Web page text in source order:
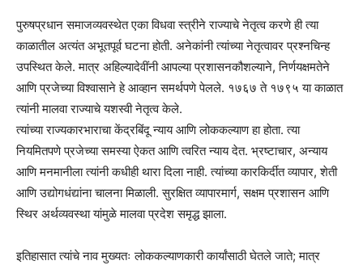
पुरुषप्रधान समाजव्यवस्थेत एका विधवा स्त्रीने राज्याचे नेतृत्व करणे ही त्या
काळातील अत्यंत अभूतपूर्व घटना होती. अनेकांनी त्यांच्या नेतृत्वावर प्रश्नचिन्ह
उपस्थित केले. मात्र अहिल्यादेवींनी आपल्या प्रशासनकौशल्याने, निर्णयक्षमतेने
आणि प्रजेच्या विश्वासाने हे आव्हान समर्थपणे पेलले. १७६७ ते १७९५ या काळात
त्यांनी मालवा राज्याचे यशस्वी नेतृत्व केले.
त्यांच्या राज्यकारभाराचा केंद्रबिंदू न्याय आणि लोककल्याण हा होता. त्या
नियमितपणे प्रजेच्या समस्या ऐकत आणि त्वरित न्याय देत. भ्रष्टाचार, अन्याय
आणि मनमानीला त्यांनी कधीही थारा दिला नाही. त्यांच्या कारकिर्दीत व्यापार, शेती
आणि उद्योगधंद्यांना चालना मिळाली. सुरक्षित व्यापारमार्ग, सक्षम प्रशासन आणि
स्थिर अर्थव्यवस्था यांमुळे मालवा प्रदेश समृद्ध झाला.
इतिहासात त्यांचे नाव मुख्यतः लोककल्याणकारी कार्यांसाठी घेतले जाते; मात्र